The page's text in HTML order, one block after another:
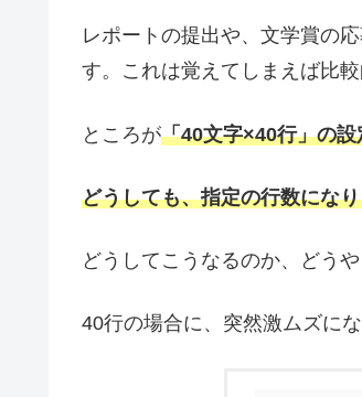
レポートの提出や、文学賞の応
す。これは覚えてしまえば比較
ところが「40文字×40行」の設
どうしても、指定の行数にな
どうしてこうなるのか、どう
40行の場合に、突然激ムズに